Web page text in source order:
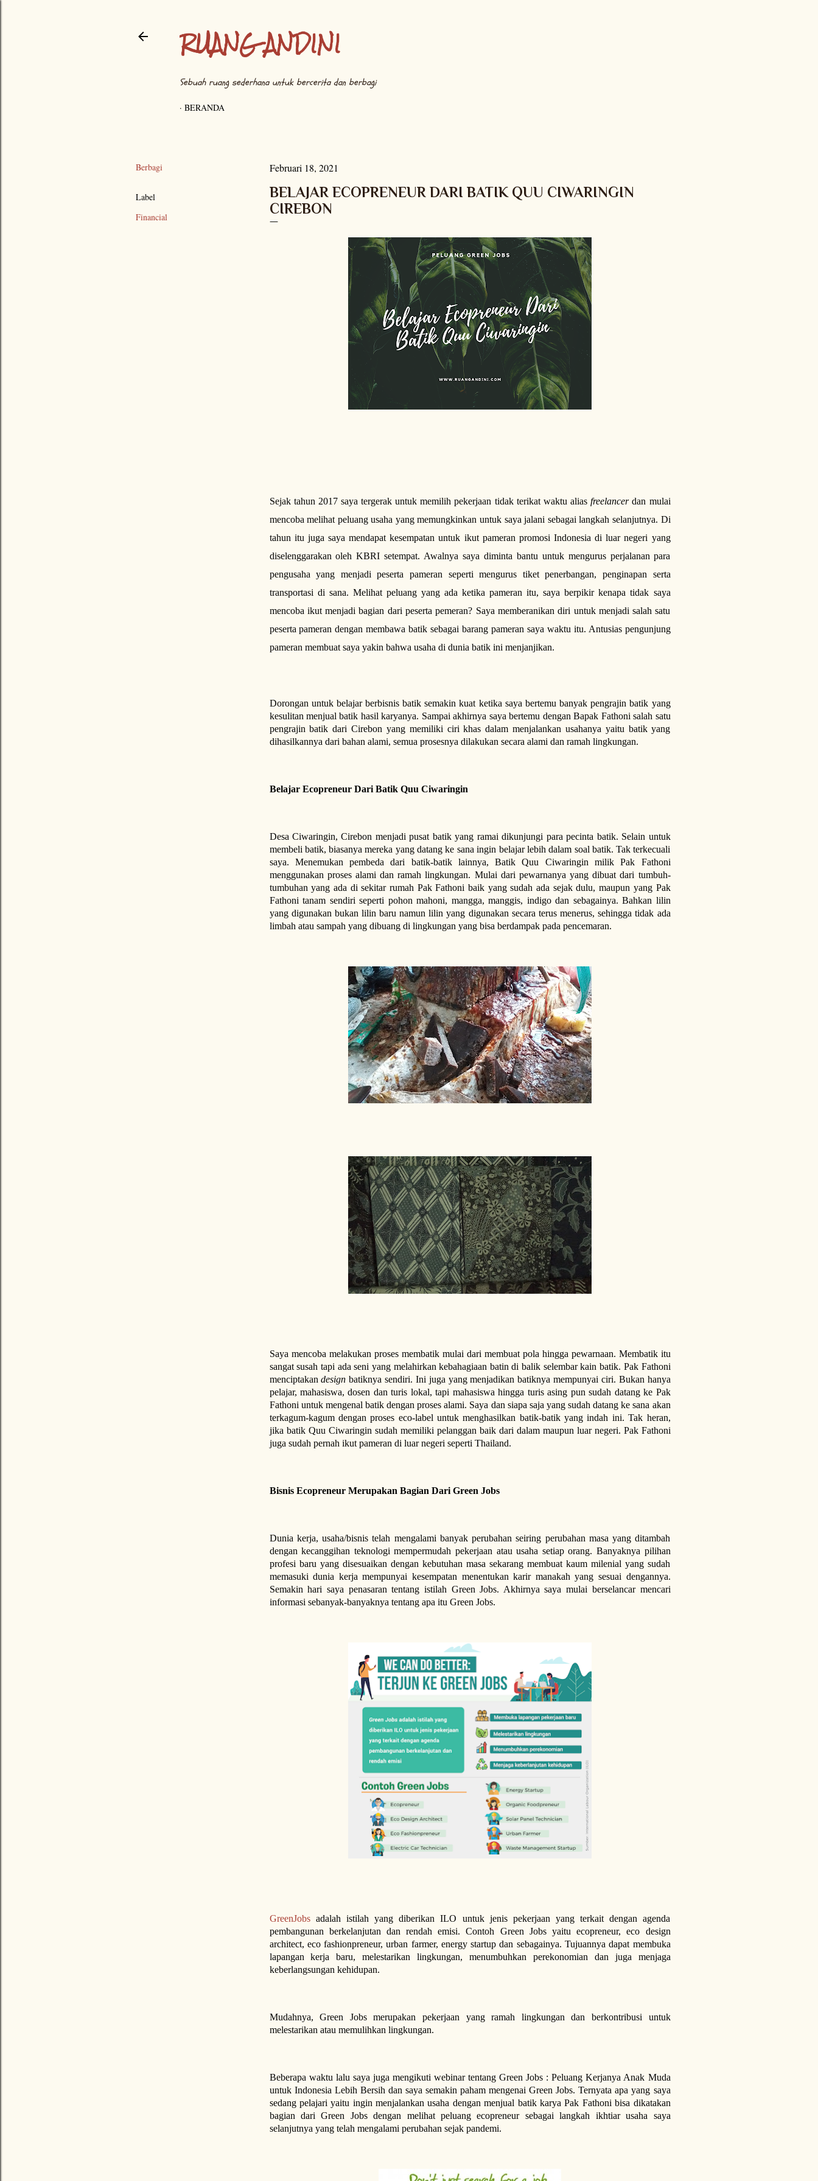
RUANG ANDINI
Sebuah ruang sederhana untuk bercerita dan berbagi
BERANDA
Berbagi
Label
Financial
Februari 18, 2021
BELAJAR ECOPRENEUR DARI BATIK QUU CIWARINGIN
CIREBON
Sejak tahun 2017 saya tergerak untuk memilih pekerjaan tidak terikat waktu aliasfreelancerdan mulai
mencoba melihat peluang usaha yang memungkinkan untuk saya jalani sebagai langkah selanjutnya. Di
tahun itu juga saya mendapat kesempatan untuk ikut pameran promosi Indonesia di luar negeri yang
diselenggarakan oleh KBRI setempat. Awalnya saya diminta bantu untuk mengurus perjalanan para
pengusaha yang menjadi peserta pameran seperti mengurus tiket penerbangan, penginapan serta
transportasi di sana. Melihat peluang yang ada ketika pameran itu, saya berpikir kenapa tidak saya
mencoba ikut menjadi bagian dari peserta pemeran? Saya memberanikan diri untuk menjadi salah satu
peserta pameran dengan membawa batik sebagai barang pameran saya waktu itu. Antusias pengunjung
pameran membuat saya yakin bahwa usaha di dunia batik ini menjanjikan.
Dorongan untuk belajar berbisnis batik semakin kuat ketika saya bertemu banyak pengrajin batik yang
kesulitan menjual batik hasil karyanya. Sampai akhirnya saya bertemu dengan Bapak Fathoni salah satu
pengrajin batik dari Cirebon yang memiliki ciri khas dalam menjalankan usahanya yaitu batik yang
dihasilkannya dari bahan alami, semua prosesnya dilakukan secara alami dan ramah lingkungan.
Belajar Ecopreneur Dari Batik Quu Ciwaringin
Desa Ciwaringin, Cirebon menjadi pusat batik yang ramai dikunjungi para pecinta batik. Selain untuk
membeli batik, biasanya mereka yang datang ke sana ingin belajar lebih dalam soal batik. Tak terkecuali
saya. Menemukan pembeda dari batik-batik lainnya, Batik Quu Ciwaringin milik Pak Fathoni
menggunakan proses alami dan ramah lingkungan. Mulai dari pewarnanya yang dibuat dari tumbuh-
tumbuhan yang ada di sekitar rumah Pak Fathoni baik yang sudah ada sejak dulu, maupun yang Pak
Fathoni tanam sendiri seperti pohon mahoni, mangga, manggis, indigo dan sebagainya. Bahkan lilin
yang digunakan bukan lilin baru namun lilin yang digunakan secara terus menerus, sehingga tidak ada
limbah atau sampah yang dibuang di lingkungan yang bisa berdampak pada pencemaran.
Saya mencoba melakukan proses membatik mulai dari membuat pola hingga pewarnaan. Membatik itu
sangat susah tapi ada seni yang melahirkan kebahagiaan batin di balik selembar kain batik. Pak Fathoni
menciptakandesign batiknya sendiri. Ini juga yang menjadikan batiknya mempunyai ciri. Bukan hanya
pelajar, mahasiswa, dosen dan turis lokal, tapi mahasiswa hingga turis asing pun sudah datang ke Pak
Fathoni untuk mengenal batik dengan proses alami. Saya dan siapa saja yang sudah datang ke sana akan
terkagum-kagum dengan proses eco-label untuk menghasilkan batik-batik yang indah ini. Tak heran,
jika batik Quu Ciwaringin sudah memiliki pelanggan baik dari dalam maupun luar negeri. Pak Fathoni
juga sudah pernah ikut pameran di luar negeri seperti Thailand.
Bisnis Ecopreneur Merupakan Bagian Dari Green Jobs
Dunia kerja, usaha/bisnis telah mengalami banyak perubahan seiring perubahan masa yang ditambah
dengan kecanggihan teknologi mempermudah pekerjaan atau usaha setiap orang. Banyaknya pilihan
profesi baru yang disesuaikan dengan kebutuhan masa sekarang membuat kaum milenial yang sudah
memasuki dunia kerja mempunyai kesempatan menentukan karir manakah yang sesuai dengannya.
Semakin hari saya penasaran tentang istilah Green Jobs. Akhirnya saya mulai berselancar mencari
informasi sebanyak-banyaknya tentang apa itu Green Jobs.
GreenJobsadalah istilah yang diberikan ILO untuk jenis pekerjaan yang terkait dengan agenda
pembangunan berkelanjutan dan rendah emisi. Contoh Green Jobs yaitu ecopreneur, eco design
architect, eco fashionpreneur, urban farmer, energy startup dan sebagainya. Tujuannya dapat membuka
lapangan kerja baru, melestarikan lingkungan, menumbuhkan perekonomian dan juga menjaga
keberlangsungan kehidupan.
Mudahnya, Green Jobs merupakan pekerjaan yang ramah lingkungan dan berkontribusi untuk
melestarikan atau memulihkan lingkungan.
Beberapa waktu lalu saya juga mengikuti webinar tentang Green Jobs : Peluang Kerjanya Anak Muda
untuk Indonesia Lebih Bersih dan saya semakin paham mengenai Green Jobs. Ternyata apa yang saya
sedang pelajari yaitu ingin menjalankan usaha dengan menjual batik karya Pak Fathoni bisa dikatakan
bagian dari Green Jobs dengan melihat peluang ecopreneur sebagai langkah ikhtiar usaha saya
selanjutnya yang telah mengalami perubahan sejak pandemi.